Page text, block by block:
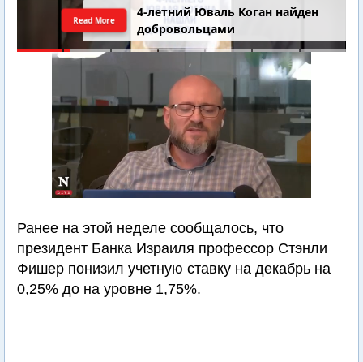
4-летний Юваль Коган найден
добровольцами
Read More
Ранее на этой неделе сообщалось, что
президент Банка Израиля профессор Стэнли
Фишер понизил учетную ставку на декабрь на
0,25% до на уровне 1,75%.